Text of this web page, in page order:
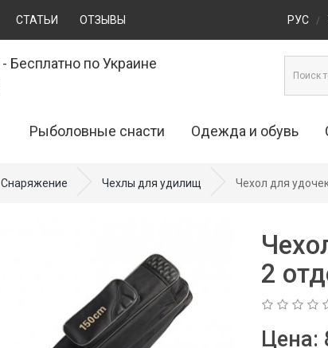
СТАТЬИ ОТЗЫВЫ РУС /
- Бесплатно по Украине
Рыболовные снасти
Искусственные приманки (0)
Леска, шнуры (20)
Одежда и обувь
Одежда для рыбалки и охоты
Снаряжение Чехлы для удилищ Чехол для
2
Цена: